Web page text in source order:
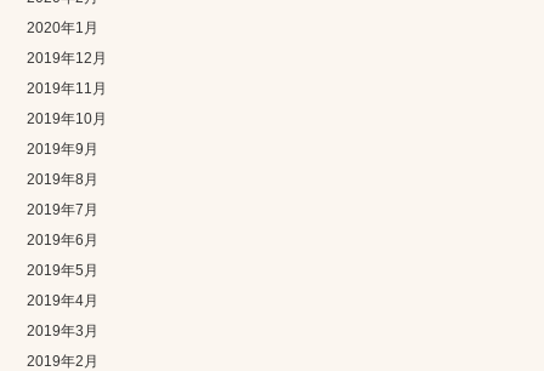
2020年1月
2019年12月
2019年11月
2019年10月
2019年9月
2019年8月
2019年7月
2019年6月
2019年5月
2019年4月
2019年3月
2019年2月